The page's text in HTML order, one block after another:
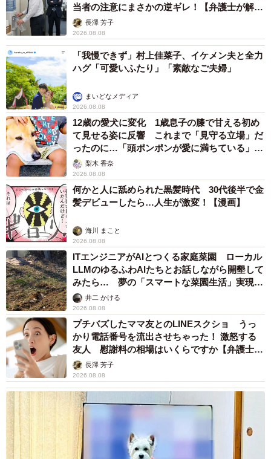
当者の注意にまさかの逆ギレ！【弁護士が解
説】長澤 芳子
2026.08.08
「我慢できず」村上佳菜子、イケメン夫と全力
ハグ「可愛いふたり」「素敵なご夫婦」
まいどなメディア
2026.08.08
12歳の愛犬に変化 1歳息子の膝で甘える初め
て見せる姿に反響 これまで「見守る立場」だ
ったのに…「頭ポンポンが愛に満ちている」
「尊…」
梨木 香奈
2026.08.08
何かと人に舐められた黒髪時代 30代後半で金
髪デビューしたら…人生が激変！【漫画】
海川 まこと
2026.08.08
ITエンジニアがAIとつくる家庭菜園 ローカル
LLMのゆるふわAIたちとお話しながら開墾して
みたら… 夢の「スマートな菜園生活」実現な
るか井二 かける
2026.08.08
プチバズしたママ友とのLINEスクショ うっ
かり電話番号を流出させちゃった！ 激怒する
友人 慰謝料の相場はいくらですか【弁護士が
解説】長澤 芳子
2026.08.08